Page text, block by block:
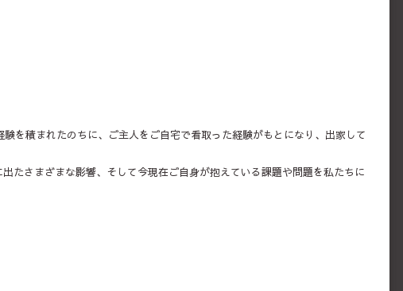
を積まれたのちに、ご主人をご自宅で看取った経験がもとになり、出家して
たさまざまな影響、そして今現在ご自身が抱えている課題や問題を私たちに